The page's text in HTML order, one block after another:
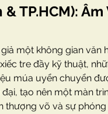
TP.HCM):
một không gian văn
tre đầy kỹ thuật,
múa uyển chuyển
tạo nên một màn
thượng võ và sự